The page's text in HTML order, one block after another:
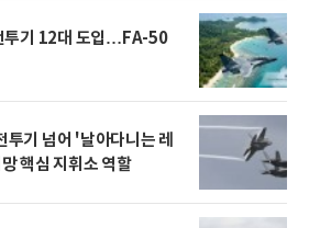
투기 12대 도입…FA-50
기 넘어 '날아다니는 레
핵심 지휘소 역할